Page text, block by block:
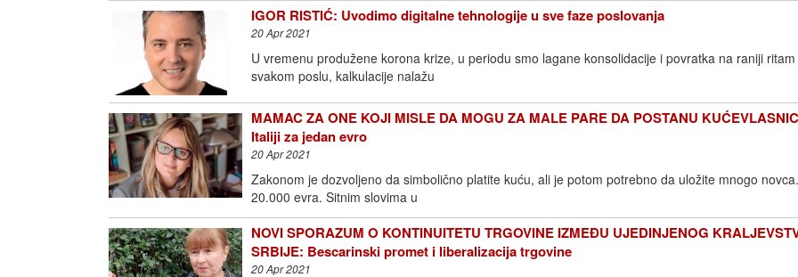
IGOR RISTIĆ: Uvodimo digitalne tehnologije u sve faze poslovanja
20 Apr 2021
U vremenu produžene korona krize, u periodu smo lagane konsolidacije i povratka na raniji
svakom poslu, kalkulacije nalažu
MAMAC ZA ONE KOJI MISLE DA MOGU ZA MALE PARE DA POSTANU
Italiji za jedan evro
20 Apr 2021
Zakonom je dozvoljeno da simbolično platite kuću, ali je potom potrebno da uložite mnogo
20.000 evra. Sitnim slovima u
NOVI SPORAZUM O KONTINUITETU TRGOVINE IZMEĐU UJEDINJENOG
SRBIJE: Bescarinski promet i liberalizacija trgovine
20 Apr 2021